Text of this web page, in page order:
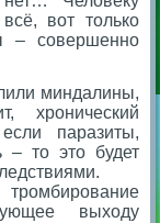
вот только
– совершенно
миндалины,
хронический
паразиты,
– то это будет
выходу